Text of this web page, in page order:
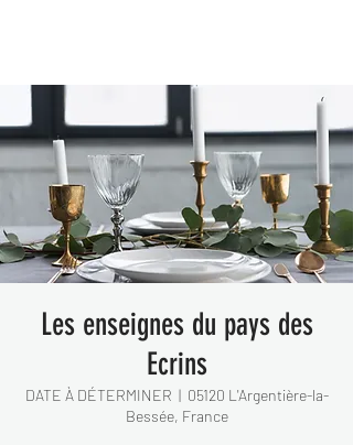
Les enseignes du pays des
Ecrins
DATE À DÉTERMINER
  |
05120 L'Argentière-la-
Bessée, France